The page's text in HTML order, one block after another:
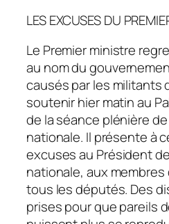
LES EXCUSES DU
Le Premier ministre
au nom du
causés par les militants
soutenir hier matin au
de la séance plénière de
nationale. Il présente à
excuses au Président
nationale, aux membres
tous les députés. Des
prises pour que pareils